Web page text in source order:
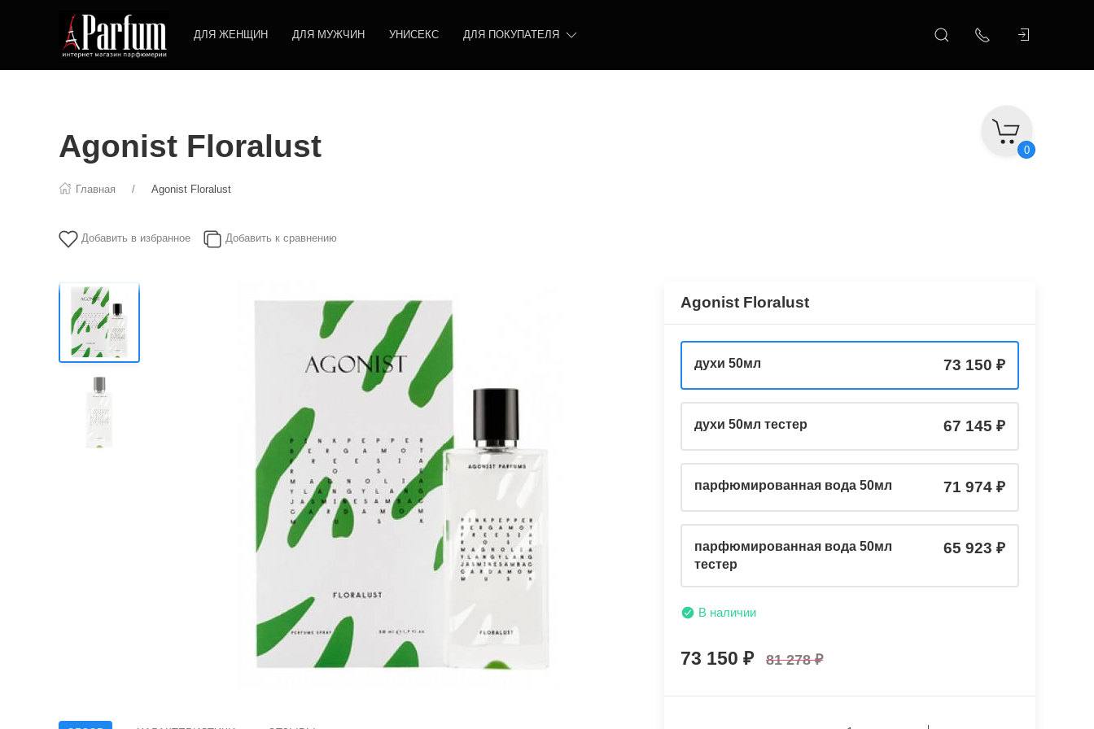
ДЛЯ ЖЕНЩИН ДЛЯ МУЖЧИН УНИСЕКС ДЛЯ ПОКУПАТЕЛЯ
0
Agonist Floralust
Главная Agonist Floralust
Добавить в избранное Добавить к сравнению
Agonist Floralust
духи 50мл 73 150
духи 50мл тестер 67 145
парфюмированная вода 50мл 71 974
парфюмированная вода 50мл
тестер
65 923
В наличии
73 150 81 278